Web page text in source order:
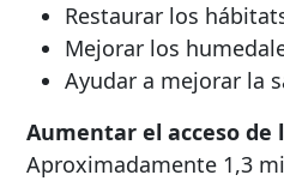
Restaurar los
Mejorar los
Ayudar a mejorar la
Aumentar el acceso de
Aproximadamente 1,3